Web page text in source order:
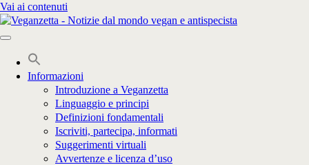
Vai ai contenuti
Informazioni
Introduzione a Veganzetta
Linguaggio e principi
Definizioni fondamentali
Iscriviti, partecipa, informati
Suggerimenti virtuali
Avvertenze e licenza d’uso